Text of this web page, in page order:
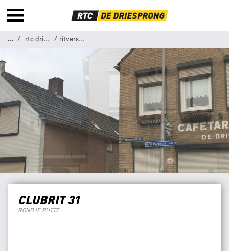
... rtc driesprong ritverslag 31
CLUBRIT 31
RONDJE PUTTE